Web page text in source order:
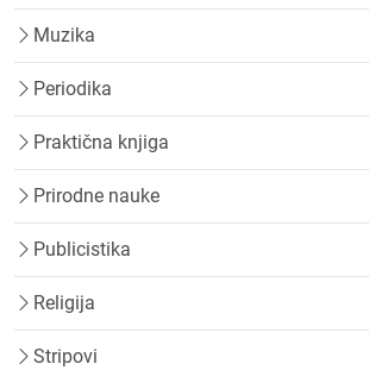
Muzika
Periodika
Praktična knjiga
Prirodne nauke
Publicistika
Religija
Stripovi